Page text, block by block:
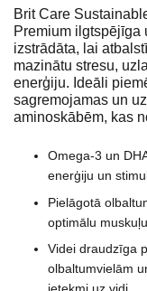
Brit Care
Premium ilgtspējīga
izstrādāta, lai
mazinātu stresu,
enerģiju. Ideāli
sagremojamas un
aminoskābēm, kas
Omega-3 un
enerģiju un
Pielāgotā
optimālu
Videi draudzīga
olbaltumvielām